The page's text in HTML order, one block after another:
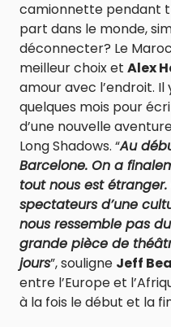
camionnette pendant
part dans le monde,
déconnecter? Le
meilleur choix et Alex
amour avec l’endroit.
quelques mois pour
d’une nouvelle
Long Shadows. “Au
Barcelone. On a
tout nous est
spectateurs d’une
nous ressemble pas
grande pièce de
jours”, souligne Jeff
entre l’Europe et
à la fois le début et la